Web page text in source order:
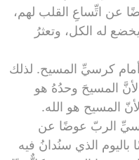
عن اتِّساعِ القلب لهم،
له الكل، وتعثرُ
كرسيِّ المسيح. لذلك
لأنَّ المسيحَ وحدُهُ هو
المسيح هو الله.
الربّ عوضًا عن
باليوم الذي سنُدانُ فيه